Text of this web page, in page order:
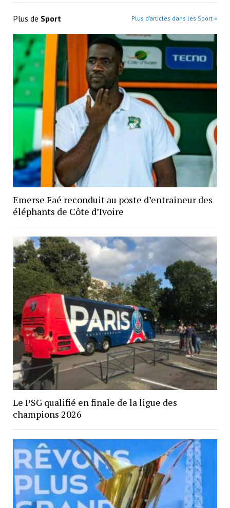
Plus de Sport Plus d’articles dans les Sport »
Emerse Faé reconduit au poste d’entraineur des
éléphants de Côte d’Ivoire
Le PSG qualifié en finale de la ligue des
champions 2026